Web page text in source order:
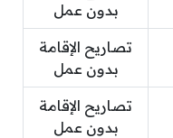
بدون عمل
تصاريح الإقامة
بدون عمل
تصاريح الإقامة
بدون عمل